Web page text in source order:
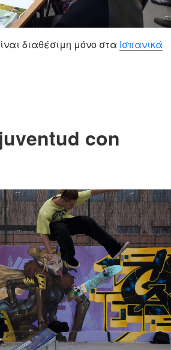
διαθέσιμη μόνο στα Ισπανικά
con